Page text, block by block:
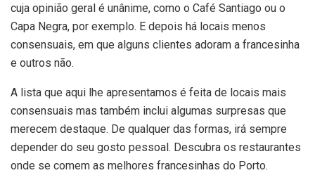
cuja opinião geral é unânime, como o Café Santiago ou o
Capa Negra, por exemplo. E depois há locais menos
consensuais, em que alguns clientes adoram a francesinha
e outros não.
A lista que aqui lhe apresentamos é feita de locais mais
consensuais mas também inclui algumas surpresas que
merecem destaque. De qualquer das formas, irá sempre
depender do seu gosto pessoal. Descubra os restaurantes
onde se comem as melhores francesinhas do Porto.